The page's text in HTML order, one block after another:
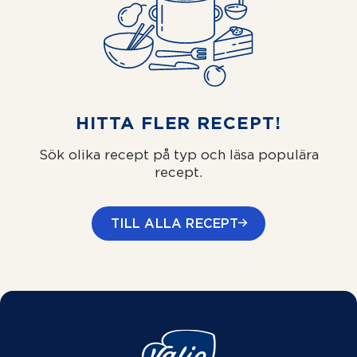
HITTA FLER RECEPT!
Sök olika recept på typ och läsa populära
recept.
TILL ALLA RECEPT